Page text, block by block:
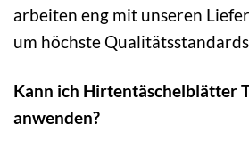
arbeiten eng mit unseren
um höchste
Kann ich Hirtentäschelblätter
anwenden?